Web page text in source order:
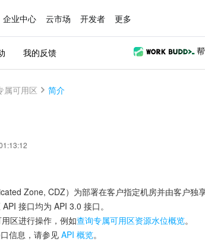
企业中心 云市场 开发者 更多
我的反馈
属可用区 简介
Zone, CDZ）为部署在客户指定机房并由客户独
接口均为 API 3.0 接口。
区进行操作，例如查询专属可用区资源水位概览。
信息，请参见 API 概览。